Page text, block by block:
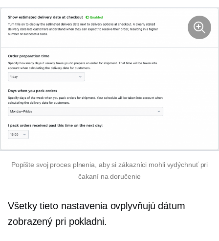
Popíšte svoj proces plnenia, aby si zákazníci mohli vydýchnuť pri
čakaní na doručenie
Všetky tieto nastavenia ovplyvňujú dátum
zobrazený pri pokladni.